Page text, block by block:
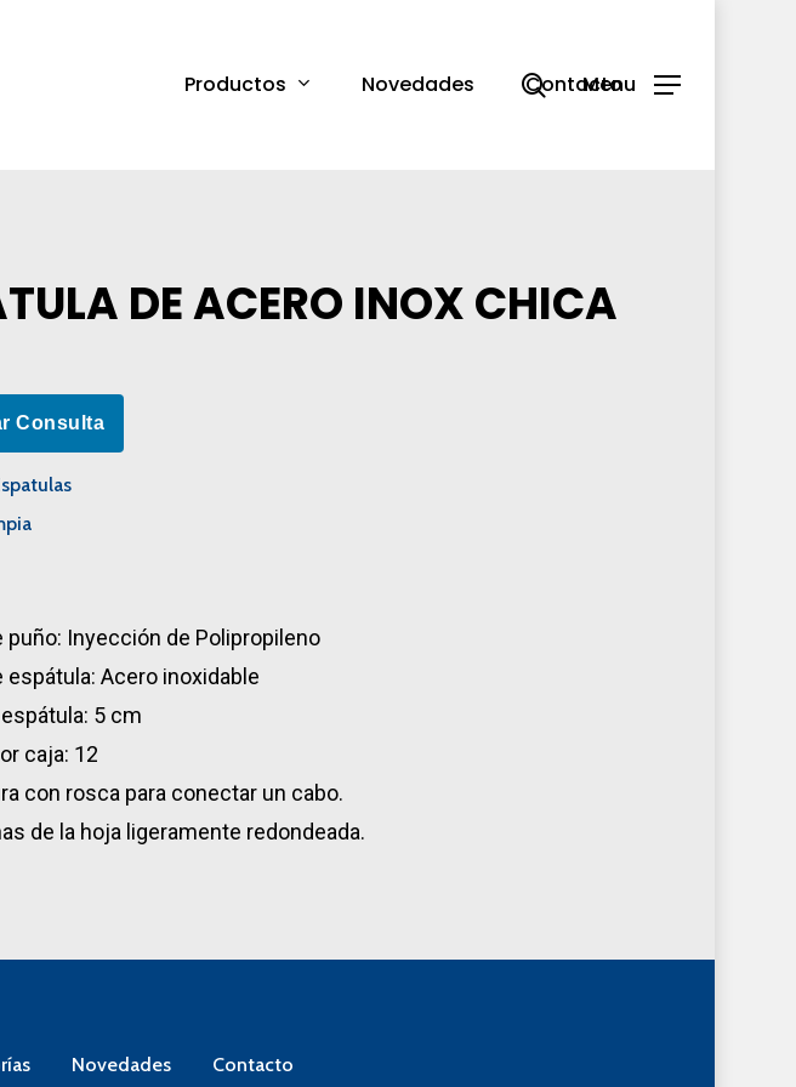
Productos Novedades Contacto
search
Menu
DE ACERO INOX CHICA
Consulta
puño: Inyección de Polipropileno
espátula: Acero inoxidable
5 cm
caja: 12
con rosca para conectar un cabo.
de la hoja ligeramente redondeada.
Novedades Contacto